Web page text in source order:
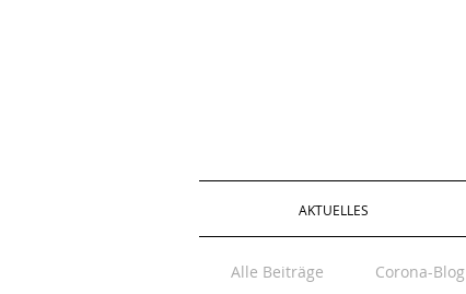
AKTUELLES
Alle Beiträge Corona-Blog